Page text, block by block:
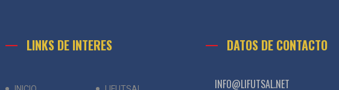
LINKS DE INTERES DATOS DE CONTACTO
INFO@LIFUTSAL.NET